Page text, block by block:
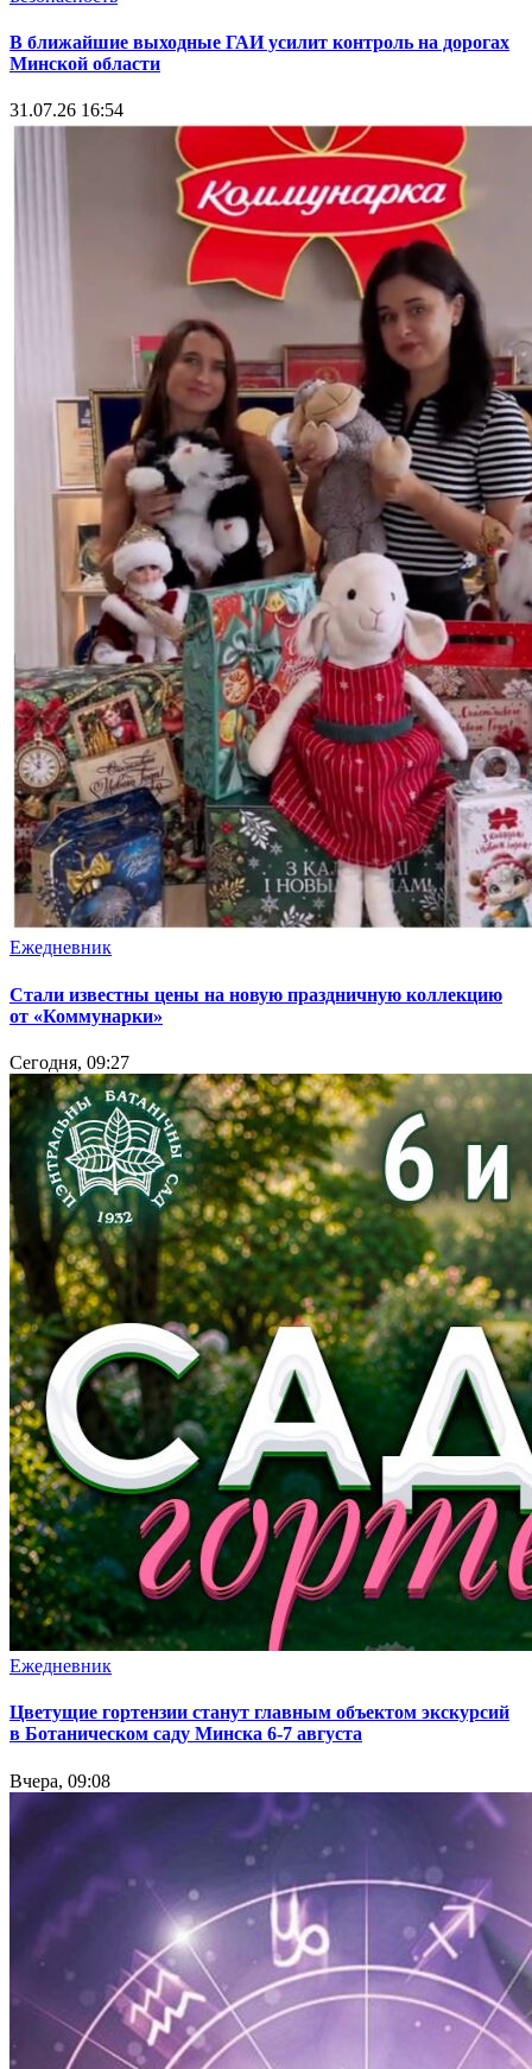
В ближайшие выходные ГАИ усилит контроль на дорогах
Минской области
31.07.26 16:54
Ежедневник
Стали известны цены на новую праздничную коллекцию
от «Коммунарки»
Сегодня, 09:27
Ежедневник
Цветущие гортензии станут главным объектом экскурсий
в Ботаническом саду Минска 6-7 августа
Вчера, 09:08